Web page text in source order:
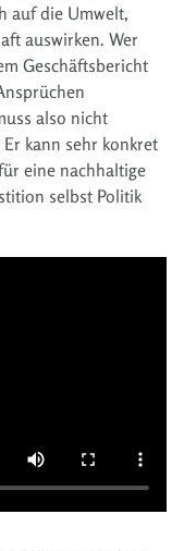
auf die Umwelt,
auswirken. Wer
Geschäftsbericht
also nicht
kann sehr konkret
eine nachhaltige
selbst Politik